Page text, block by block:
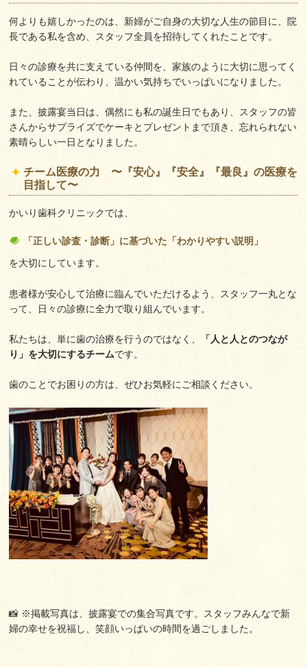
何よりも嬉しかったのは、新婦がご自身の大切な人生の節目に、院
長である私を含め、スタッフ全員を招待してくれたことです。
日々の診療を共に支えている仲間を、家族のように大切に思ってく
れていることが伝わり、温かい気持ちでいっぱいになりました。
また、披露宴当日は、偶然にも私の誕生日でもあり、スタッフの皆
さんからサプライズでケーキとプレゼントまで頂き、忘れられない
素晴らしい一日となりました。
チーム医療の力 〜『安心』『安全』『最良』の医療を
目指して〜
かいり歯科クリニックでは、
「正しい診査・診断」に基づいた 「わかりやすい説明」
を大切にしています。
患者様が安心して治療に臨んでいただけるよう、スタッフ一丸とな
って、日々の診療に全力で取り組んでいます。
私たちは、単に歯の治療を行うのではなく、
「人と人とのつなが
り」を大切にするチームです。
歯のことでお困りの方は、ぜひお気軽にご相談ください。
📸 ※掲載写真は、披露宴での集合写真です。スタッフみんなで新
婦の幸せを祝福し、笑顔いっぱいの時間を過ごしました。